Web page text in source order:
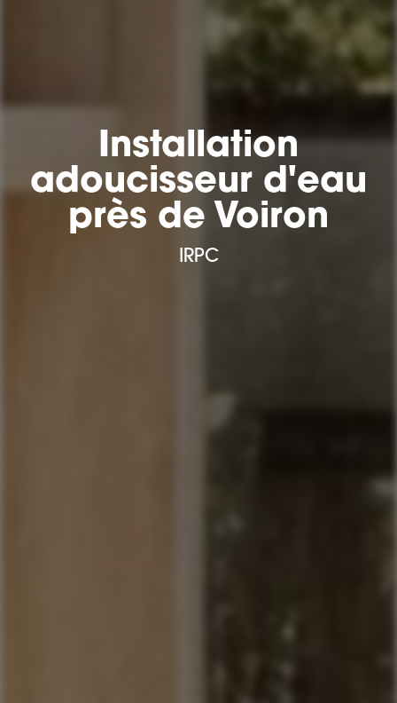
Installation
adoucisseur d'eau
près de Voiron
IRPC